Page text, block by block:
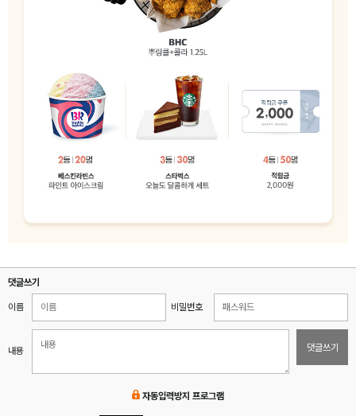
댓글쓰기
이름 비밀번호
내용 댓글쓰기
자동입력방지 프로그램